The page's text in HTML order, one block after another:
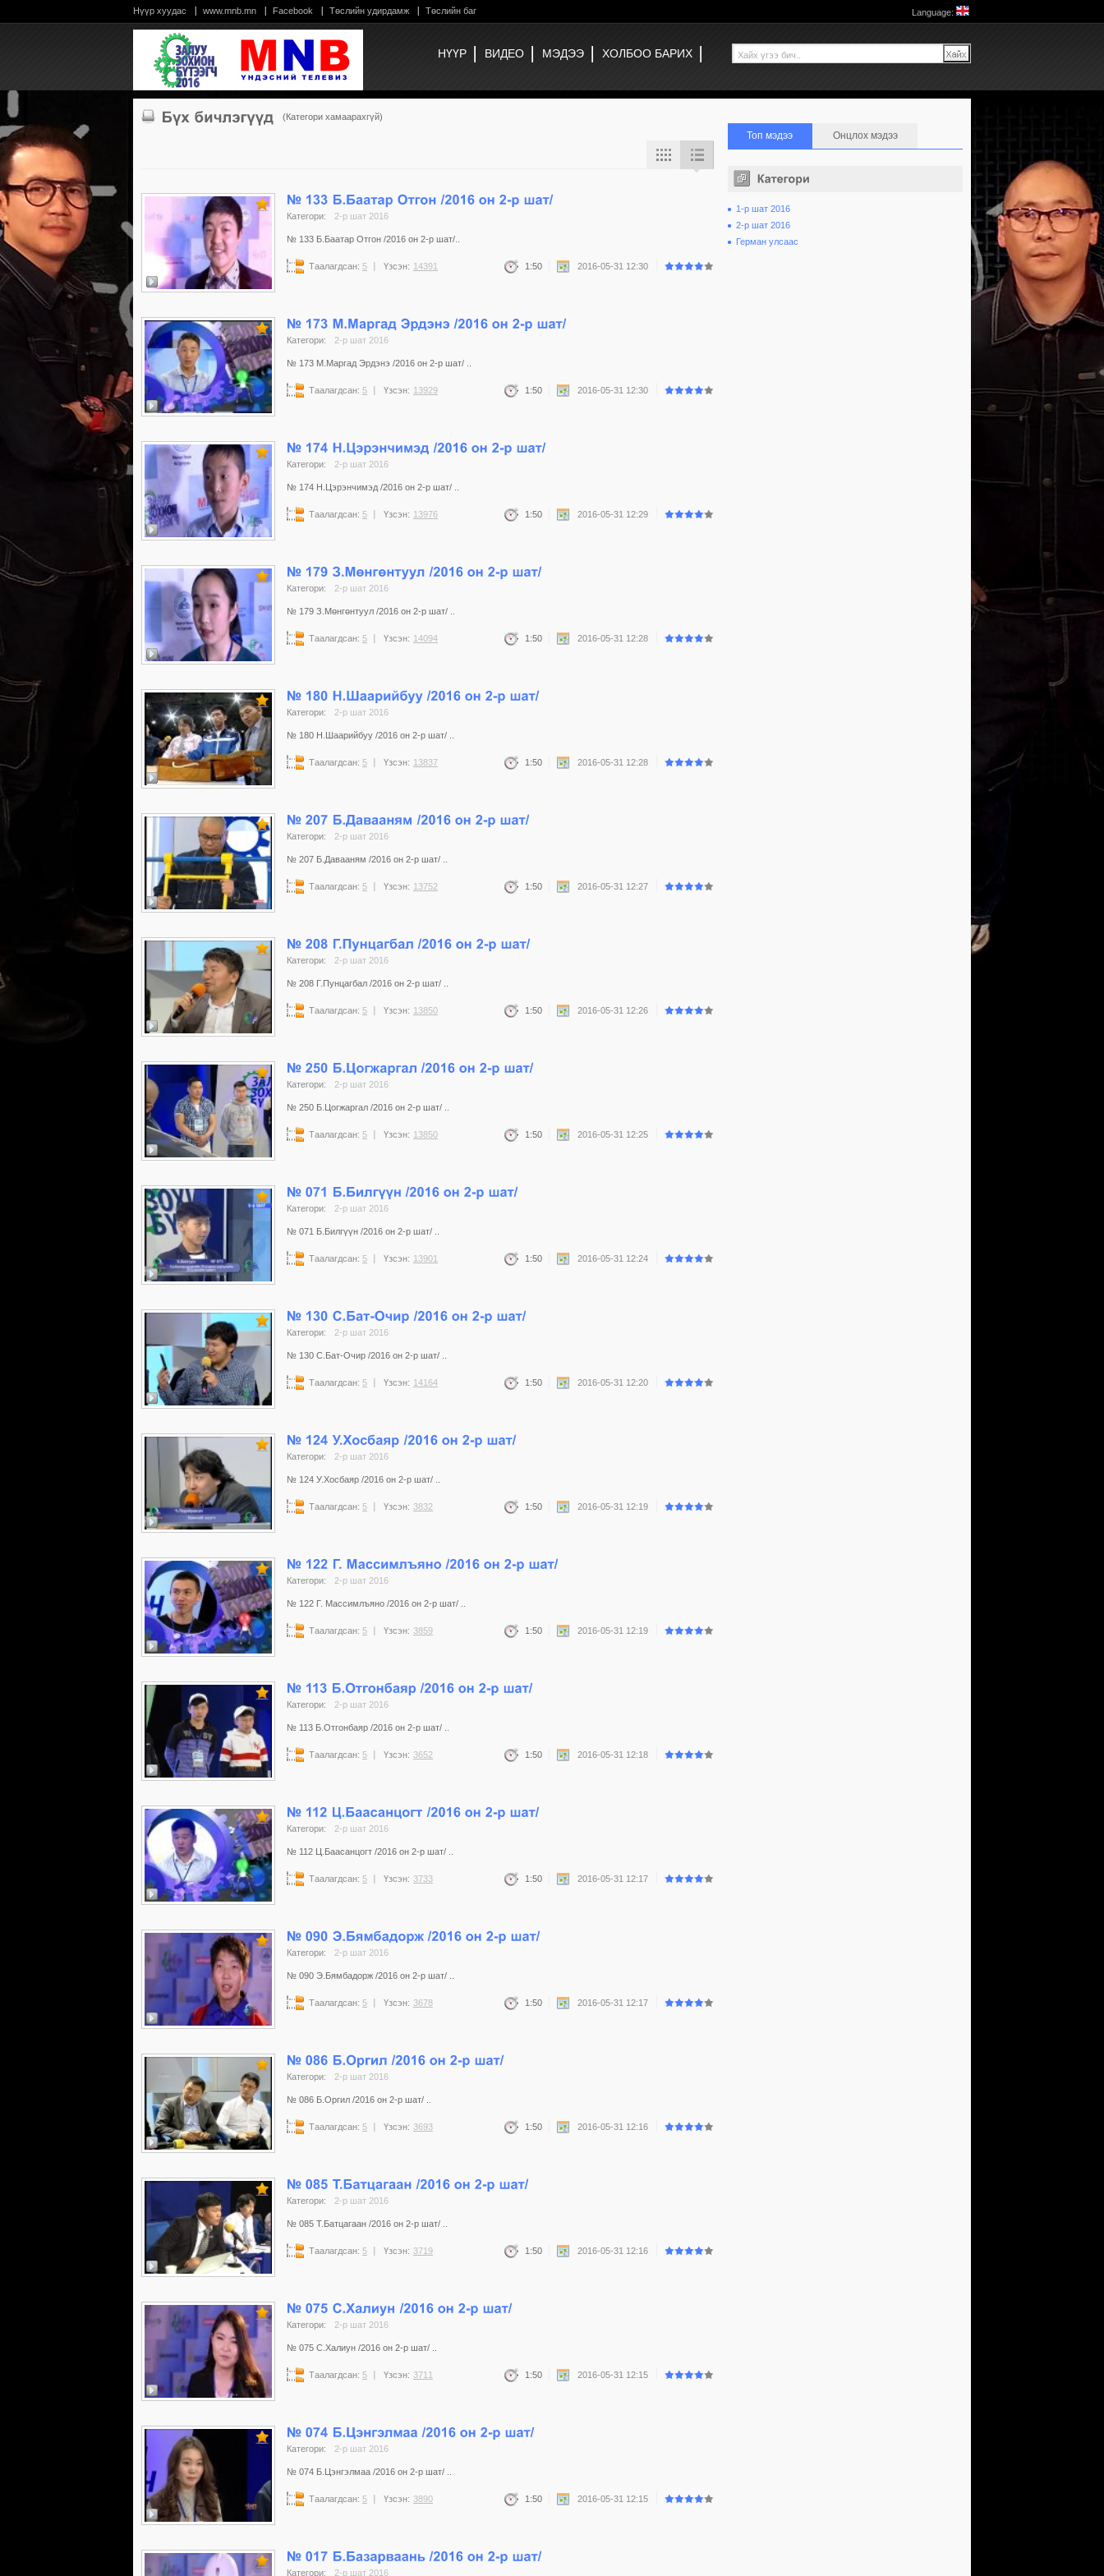
Нүүр хуудас www.mnb.mn Facebook Төслийн удирдамж Төслийн баг Language:
НҮҮР ВИДЕО МЭДЭЭ ХОЛБОО БАРИХ
(Категори хамаарахгүй)
Категори: 2-р шат 2016
№ 133 Б.Баатар Отгон /2016 он 2-р шат/..
Таалагдсан: 5 Үзсэн: 14391 1:50 2016-05-31 12:30
Категори: 2-р шат 2016
№ 173 М.Маргад Эрдэнэ /2016 он 2-р шат/ ..
Таалагдсан: 5 Үзсэн: 13929 1:50 2016-05-31 12:30
Категори: 2-р шат 2016
№ 174 Н.Цэрэнчимэд /2016 он 2-р шат/ ..
Таалагдсан: 5 Үзсэн: 13976 1:50 2016-05-31 12:29
Категори: 2-р шат 2016
№ 179 З.Мөнгөнтуул /2016 он 2-р шат/ ..
Таалагдсан: 5 Үзсэн: 14094 1:50 2016-05-31 12:28
Категори: 2-р шат 2016
№ 180 Н.Шаарийбуу /2016 он 2-р шат/ ..
Таалагдсан: 5 Үзсэн: 13837 1:50 2016-05-31 12:28
Категори: 2-р шат 2016
№ 207 Б.Давааням /2016 он 2-р шат/ ..
Таалагдсан: 5 Үзсэн: 13752 1:50 2016-05-31 12:27
Категори: 2-р шат 2016
№ 208 Г.Пунцагбал /2016 он 2-р шат/ ..
Таалагдсан: 5 Үзсэн: 13850 1:50 2016-05-31 12:26
Категори: 2-р шат 2016
№ 250 Б.Цогжаргал /2016 он 2-р шат/ ..
Таалагдсан: 5 Үзсэн: 13850 1:50 2016-05-31 12:25
Категори: 2-р шат 2016
№ 071 Б.Билгүүн /2016 он 2-р шат/ ..
Таалагдсан: 5 Үзсэн: 13901 1:50 2016-05-31 12:24
Категори: 2-р шат 2016
№ 130 С.Бат-Очир /2016 он 2-р шат/ ..
Таалагдсан: 5 Үзсэн: 14164 1:50 2016-05-31 12:20
Категори: 2-р шат 2016
№ 124 У.Хосбаяр /2016 он 2-р шат/ ..
Таалагдсан: 5 Үзсэн: 3832 1:50 2016-05-31 12:19
Категори: 2-р шат 2016
№ 122 Г. Массимлъяно /2016 он 2-р шат/ ..
Таалагдсан: 5 Үзсэн: 3859 1:50 2016-05-31 12:19
Категори: 2-р шат 2016
№ 113 Б.Отгонбаяр /2016 он 2-р шат/ ..
Таалагдсан: 5 Үзсэн: 3652 1:50 2016-05-31 12:18
Категори: 2-р шат 2016
№ 112 Ц.Баасанцогт /2016 он 2-р шат/ ..
Таалагдсан: 5 Үзсэн: 3733 1:50 2016-05-31 12:17
Категори: 2-р шат 2016
№ 090 Э.Бямбадорж /2016 он 2-р шат/ ..
Таалагдсан: 5 Үзсэн: 3678 1:50 2016-05-31 12:17
Категори: 2-р шат 2016
№ 086 Б.Оргил /2016 он 2-р шат/ ..
Таалагдсан: 5 Үзсэн: 3693 1:50 2016-05-31 12:16
Категори: 2-р шат 2016
№ 085 Т.Батцагаан /2016 он 2-р шат/ ..
Таалагдсан: 5 Үзсэн: 3719 1:50 2016-05-31 12:16
Категори: 2-р шат 2016
№ 075 С.Халиун /2016 он 2-р шат/ ..
Таалагдсан: 5 Үзсэн: 3711 1:50 2016-05-31 12:15
Категори: 2-р шат 2016
№ 074 Б.Цэнгэлмаа /2016 он 2-р шат/ ..
Таалагдсан: 5 Үзсэн: 3890 1:50 2016-05-31 12:15
Категори: 2-р шат 2016
Топ мэдээ Онцлох мэдээ
1-р шат 2016
2-р шат 2016
Герман улсаас